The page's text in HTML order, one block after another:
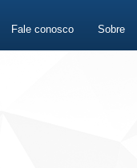
Fale conosco Sobre